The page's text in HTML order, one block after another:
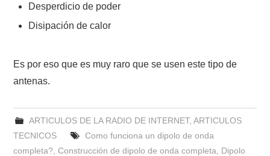
Desperdicio de poder
Disipación de calor
Es por eso que es muy raro que se usen este tipo de
antenas.
ARTICULOS DE LA RADIO DE INTERNET, ARTICULOS
TECNICOS
Como funciona un dipolo de onda
completa? ,Construcción de dipolo de onda completa
Dipolo